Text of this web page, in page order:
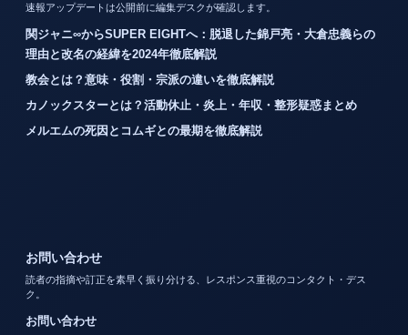
速報アップデートは公開前に編集デスクが確認します。
関ジャニ∞からSUPER EIGHTへ：脱退した錦戸亮・大倉忠義らの
理由と改名の経緯を2024年徹底解説
教会とは？意味・役割・宗派の違いを徹底解説
カノックスターとは？活動休止・炎上・年収・整形疑惑まとめ
メルエムの死因とコムギとの最期を徹底解説
お問い合わせ
読者の指摘や訂正を素早く振り分ける、レスポンス重視のコンタクト・デス
ク。
お問い合わせ